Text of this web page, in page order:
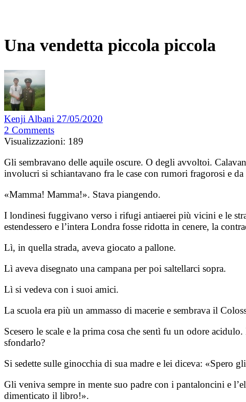
Una vendetta piccola piccola
Kenji Albani 27/05/2020
2 Comments
Visualizzazioni: 189
Gli sembravano delle aquile oscure. O degli avvoltoi.
involucri si schiantavano fra le case con rumori fragorosi e
«Mamma! Mamma!». Stava piangendo.
I londinesi fuggivano verso i rifugi antiaerei più vicini e le
estendessero e l’intera Londra fosse ridotta in cenere, la
Lì, in quella strada, aveva giocato a pallone.
Lì aveva disegnato una campana per poi saltellarci sopra.
Lì si vedeva con i suoi amici.
La scuola era più un ammasso di macerie e sembrava il
Scesero le scale e la prima cosa che sentì fu un odore
sfondarlo?
Si sedette sulle ginocchia di sua madre e lei diceva: «Spero
Gli veniva sempre in mente suo padre con i pantaloncini e
dimenticato il libro!».